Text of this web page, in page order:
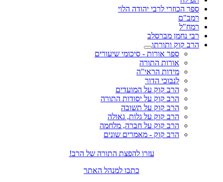
ספר הכוזרי לרבי יהודה הלוי
רמב"ם
רמח"ל
רבי נחמן מברסלב
הרב קוק ותורתו
ספר אורות - סיכומי שיעורים
אורות התורה
מידות הראי"ה
לנבוכי הדור
הרב קוק על המועדים
הרב קוק על יסודות התורה
הרב קוק על תשובה
הרב קוק על גלות, גאולה
הרב קוק על חברה, מלחמה
הרב קוק - מאמרים שונים
עזרו להפצת התורה של הרב!
כתבו למנהל האתר